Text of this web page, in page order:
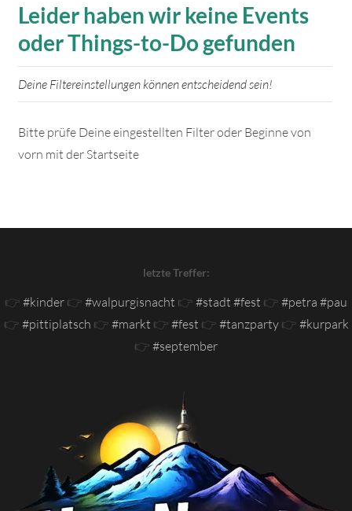
Leider haben wir keine Events
oder Things-to-Do gefunden
Deine Filtereinstellungen können entscheidend sein!
Bitte prüfe Deine eingestellten Filter oder Beginne von
vorn mit der Startseite
letzte Treffer:
👉 #kinder 👉 #walpurgisnacht 👉 #stadt #fest 👉 #petra #pau
👉 #pittiplatsch 👉 #markt 👉 #fest 👉 #tanzparty👉 #kurpark
👉 #september